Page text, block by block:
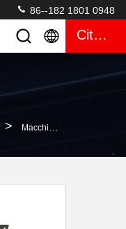
86--182 1801 0948
Citazione
> Macchina Kit Harness For Sale Del Gioco Di Fox 340s T340 Del Cablaggio Dell'oro Del VASO O Di POG Kit Harness